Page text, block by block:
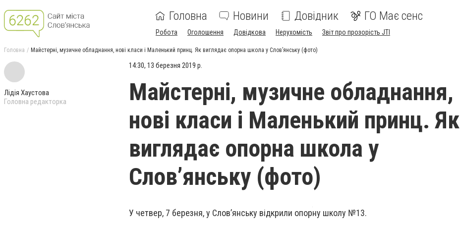
Головна Новини Довідник ГО Має сенс
Робота Оголошення Довідкова Нерухомість Звіт про прозорість JTI
Головна Майстерні, музичне обладнання, нові класи і Маленький принц. Як виглядає опорна школа у Слов’янську (фото)
Лідія Хаустова
Головна редакторка
14:30, 13 березня 2019 р.
Майстерні, музичне обладнання,
нові класи і Маленький принц. Як
виглядає опорна школа у
Слов’янську (фото)
У четвер, 7 березня, у Слов’янську відкрили опорну школу №13.